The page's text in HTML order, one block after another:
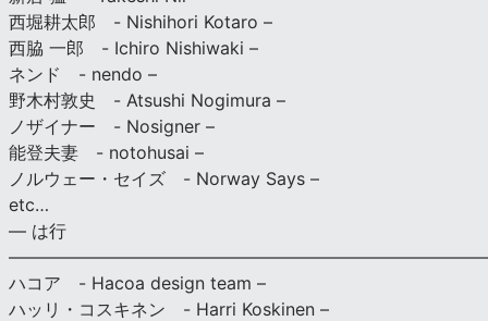
西堀耕太郎 - Nishihori Kotaro –
西脇 一郎 - Ichiro Nishiwaki –
ネンド - nendo –
野木村敦史 - Atsushi Nogimura –
ノザイナー - Nosigner –
能登夫妻 - notohusai –
ノルウェー・セイズ - Norway Says –
etc…
— は行
ハコア - Hacoa design team –
ハッリ・コスキネン - Harri Koskinen –